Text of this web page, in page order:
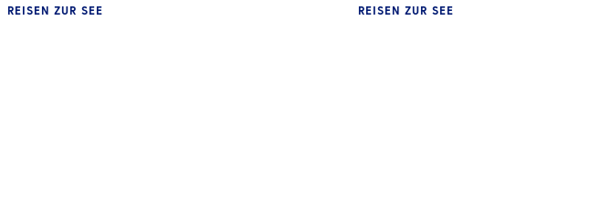
REISEN ZUR SEE REISEN ZUR SEE